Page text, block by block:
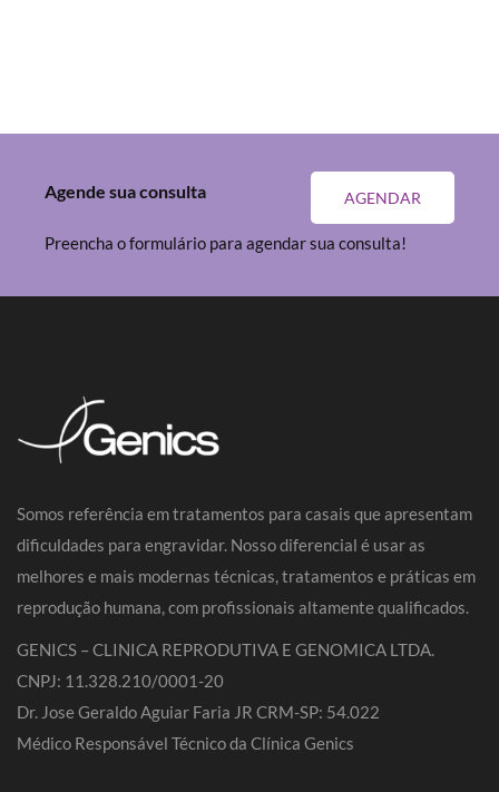
AGENDAR
Agende sua consulta
Preencha o formulário para agendar sua consulta!
Somos referência em tratamentos para casais que apresentam
dificuldades para engravidar. Nosso diferencial é usar as
melhores e mais modernas técnicas, tratamentos e práticas em
reprodução humana, com profissionais altamente qualificados.
GENICS – CLINICA REPRODUTIVA E GENOMICA LTDA.
CNPJ: 11.328.210/0001-20
Dr. Jose Geraldo Aguiar Faria JR CRM-SP: 54.022
Médico Responsável Técnico da Clínica Genics